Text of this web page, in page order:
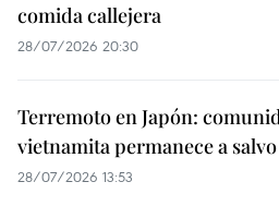
comida callejera
28/07/2026 20:30
Terremoto en Japón:
vietnamita permanece a salvo
28/07/2026 13:53